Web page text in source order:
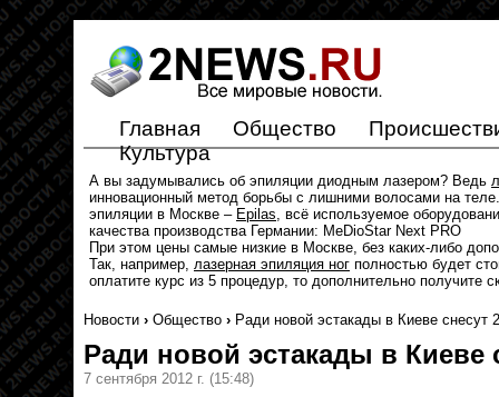
Главная Общество
Культура
А вы задумывались об эпиляции диодным лазером? Ведь
инновационный метод борьбы с лишними волосами на
эпиляции в Москве – Epilas, всё используемое
качества производства Германии: MeDioStar Next PRO
При этом цены самые низкие в Москве, без каких-либо
Так, например, лазерная эпиляция ног полностью будет
оплатите курс из 5 процедур, то дополнительно получите
Новости › Общество › Ради новой эстакады в Киеве снесут
Ради новой эстакады в Киеве
7 сентября 2012 г. (15:48)